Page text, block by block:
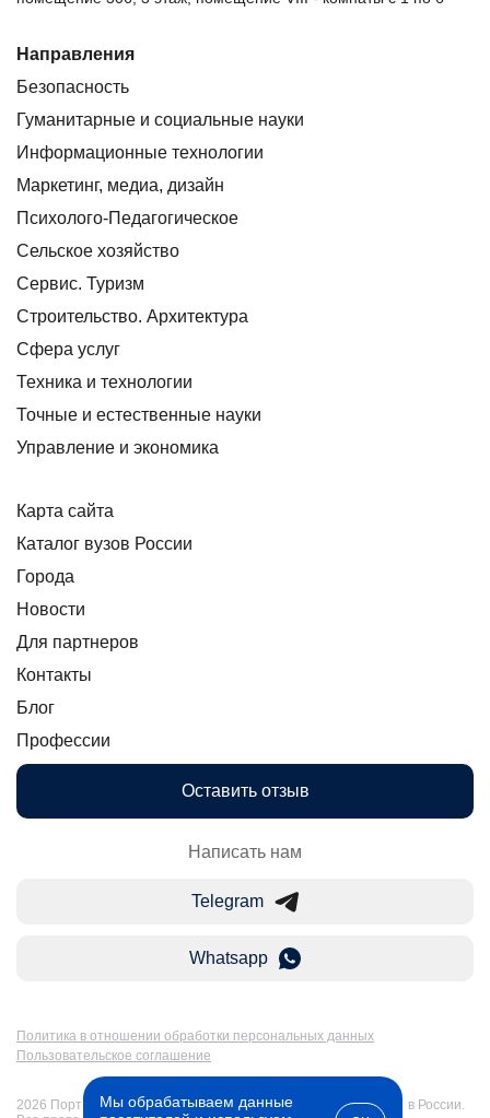
Направления
Безопасность
Гуманитарные и социальные науки
Информационные технологии
Маркетинг, медиа, дизайн
Психолого-Педагогическое
Сельское хозяйство
Сервис. Туризм
Строительство. Архитектура
Сфера услуг
Техника и технологии
Точные и естественные науки
Управление и экономика
Карта сайта
Каталог вузов России
Города
Новости
Для партнеров
Контакты
Блог
Профессии
Оставить отзыв
Написать нам
Telegram
Whatsapp
Политика в отношении обработки персональных данных
Пользовательское соглашение
2026 Портал Бакалавр-Магистр: дистанционное образование в России.
Мы обрабатываем данные